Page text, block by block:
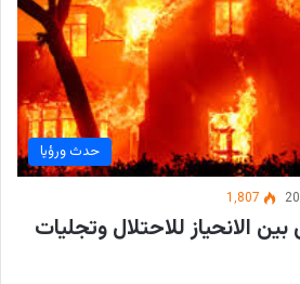
حدث ورؤيا
1٬807
الانحياز للاحتلال وتجليات